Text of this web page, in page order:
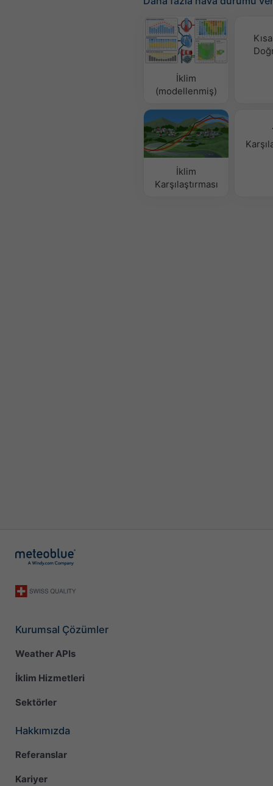
İklim
(modellenmiş)
İklim
Karşılaştırması
Kurumsal Çözümler
Weather APIs
İklim Hizmetleri
Sektörler
Hakkımızda
Referanslar
Kariyer